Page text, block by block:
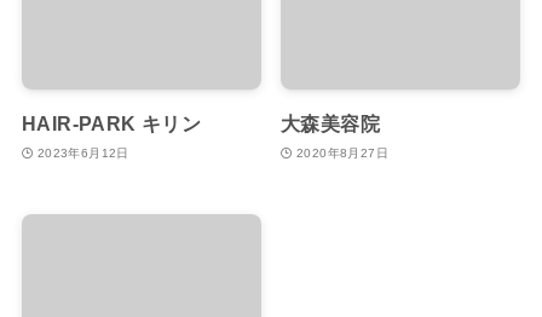
HAIR-PARK キリン
2023年6月12日
大森美容院
2020年8月27日